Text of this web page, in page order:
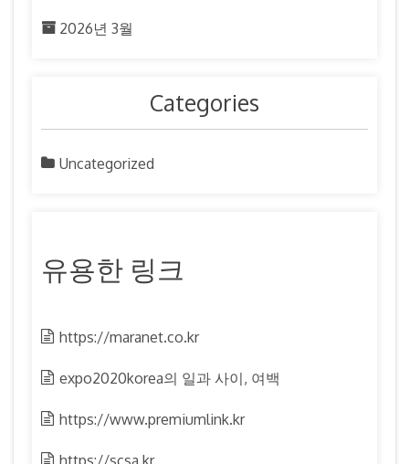
2026년 3월
Categories
Uncategorized
유용한 링크
https://maranet.co.kr
expo2020korea의 일과 사이, 여백
https://www.premiumlink.kr
https://scsa.kr